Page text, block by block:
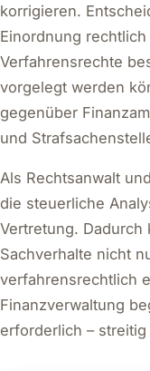
korrigieren.
Einordnung
Verfahrensrechte
vorgelegt werden
gegenüber
und
Als Rechtsanwalt
die steuerliche
Vertretung.
Sachverhalte nicht
verfahrensrechtlich
Finanzverwaltung
erforderlich –